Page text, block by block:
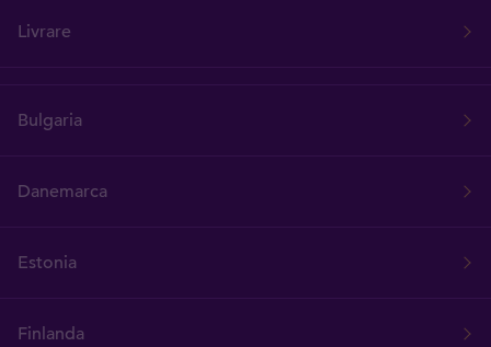
Livrare
Bulgaria
Danemarca
Estonia
Finlanda